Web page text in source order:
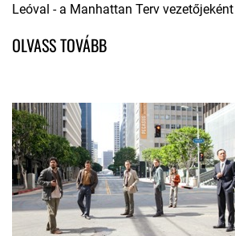
Leóval - a Manhattan Terv vezetőjeként